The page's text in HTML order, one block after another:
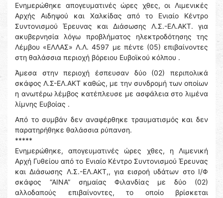
Ενημερώθηκε απογευματινές ώρες χθες, οι Λιμενικές
Αρχής Αιδηψού και Χαλκίδας από το Ενιαίο Κέντρο
Συντονισμού Έρευνας και Διάσωσης Λ.Σ.-ΕΛ.ΑΚΤ. για
ακυβερνησία λόγω προβλήματος ηλεκτροδότησης της
Λέμβου «ΕΛΛΑΣ» Λ.Λ. 4597 με πέντε (05) επιβαίνοντες
στη θαλάσσια περιοχή βόρειου Ευβοϊκού κόλπου .
Άμεσα στην περιοχή έσπευσαν δύο (02) περιπολικά
σκάφος Λ.Σ-ΕΛ.ΑΚΤ καθώς, με την συνδρομή των οποίων
η ανωτέρω λέμβος κατέπλευσε με ασφάλεια στο λιμένα
λίμνης Ευβοίας .
Από το συμβάν δεν αναφέρθηκε τραυματισμός και δεν
παρατηρήθηκε θαλάσσια ρύπανση.
*****
Ενημερώθηκε, απογευματινές ώρες χθες, η Λιμενική
Αρχή Γυθείου από το Ενιαίο Κέντρο Συντονισμού Έρευνας
και Διάσωσης Λ.Σ.-ΕΛ.ΑΚΤ,, για εισροή υδάτων στο Ι/Φ
σκάφος “ΑΙΝΑ” σημαίας Φιλανδίας με δύο (02)
αλλοδαπούς επιβαίνοντες, το οποίο βρίσκεται